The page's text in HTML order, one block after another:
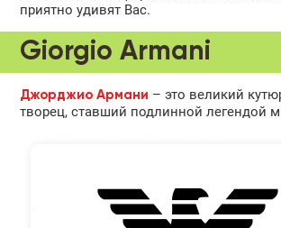
приятно удивят Вас.
Giorgio Armani
Джорджио Армани – это великий
творец, ставший подлинной легендой